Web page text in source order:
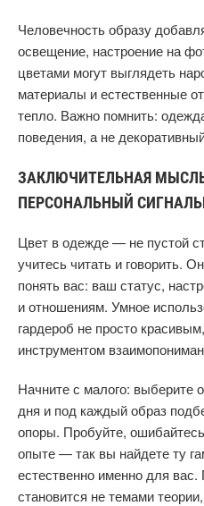
Человечность образу
освещение, настроение на
цветами могут выглядеть
материалы и естественные
тепло. Важно помнить:
поведения, а не
ЗАКЛЮЧИТЕЛЬНАЯ
ПЕРСОНАЛЬНЫЙ
Цвет в одежде — не пустой
учитесь читать и говорить.
понять вас: ваш статус,
и отношениям. Умное
гардероб не просто
инструментом
Начните с малого: выберите
дня и под каждый образ
опоры. Пробуйте,
опыте — так вы найдете ту
естественно именно для
становится не темами